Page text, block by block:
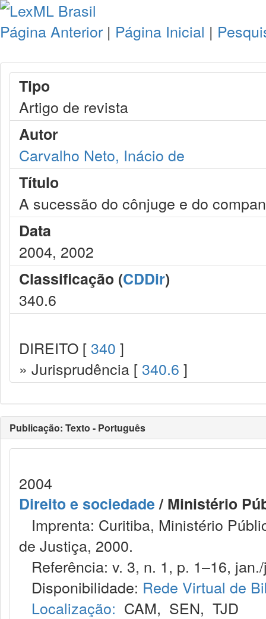
Página Anterior | Página Inicial |
Tipo
Artigo de revista
Autor
Carvalho Neto, Inácio de
Título
A sucessão do cônjuge e do
Data
2004, 2002
Classificação (CDDir)
340.6
DIREITO [ 340 ]
» Jurisprudência [ 340.6 ]
Publicação: Texto - Português
2004
Direito e sociedade/ Ministério
Imprenta: Curitiba, Ministério
de Justiça, 2000.
Referência: v. 3, n. 1, p. 1–16,
Disponibilidade: Rede Virtual de
Localização: CAM, SEN, TJD